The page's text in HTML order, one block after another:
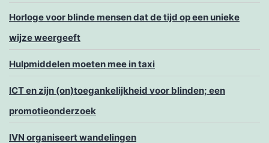
Horloge voor blinde mensen dat de tijd op een unieke
wijze weergeeft
Hulpmiddelen moeten mee in taxi
ICT en zijn (on)toegankelijkheid voor blinden; een
promotieonderzoek
IVN organiseert wandelingen